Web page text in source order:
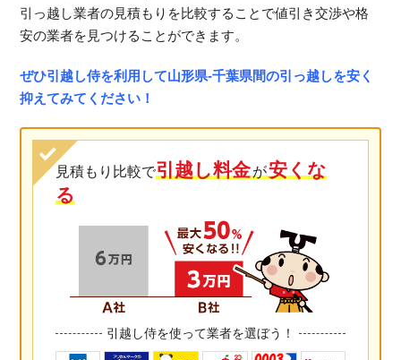
引っ越し業者の見積もりを比較することで値引き交渉や格
安の業者を見つけることができます。
ぜひ引越し侍を利用して山形県-千葉県間の引っ越しを安く
抑えてみてください！
見積もり比較で引越し料金が安くな
る
引越し侍を使って業者を選ぼう！